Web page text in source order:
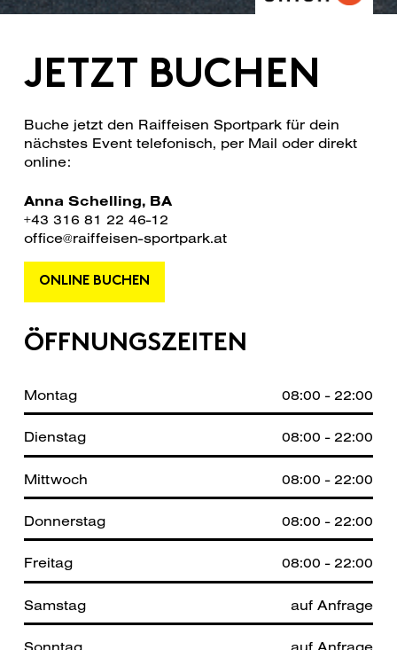
JETZT BUCHEN
Buche jetzt den Raiffeisen Sportpark für dein
nächstes Event telefonisch, per Mail oder direkt
online:
Anna Schelling, BA
+43 316 81 22 46-12
office@raiffeisen-sportpark.at
ONLINE BUCHEN
ÖFFNUNGSZEITEN
Montag 08:00 - 22:00
Dienstag 08:00 - 22:00
Mittwoch 08:00 - 22:00
Donnerstag 08:00 - 22:00
Freitag 08:00 - 22:00
Samstag auf Anfrage